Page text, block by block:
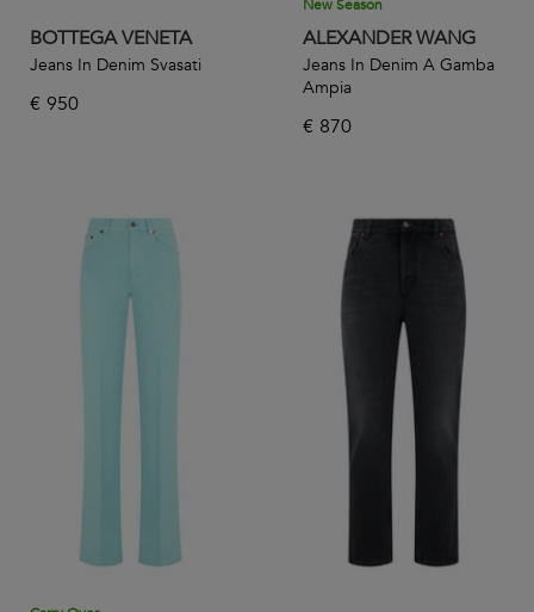
BOTTEGA VENETA
Jeans In Denim Svasati
€ 950
New Season
ALEXANDER WANG
Jeans In Denim A Gamba
Ampia
€ 870